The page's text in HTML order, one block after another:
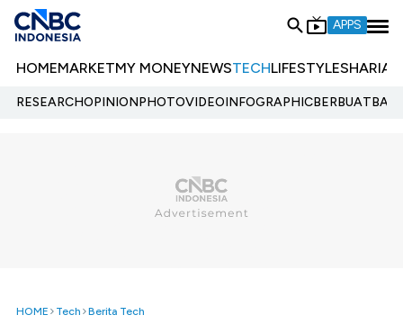
APPS
HOMEMARKETMY MONEYNEWSTECHLIFESTYLESHARIA
RESEARCHOPINIONPHOTOVIDEOINFOGRAPHIC
HOME Tech Berita Tech